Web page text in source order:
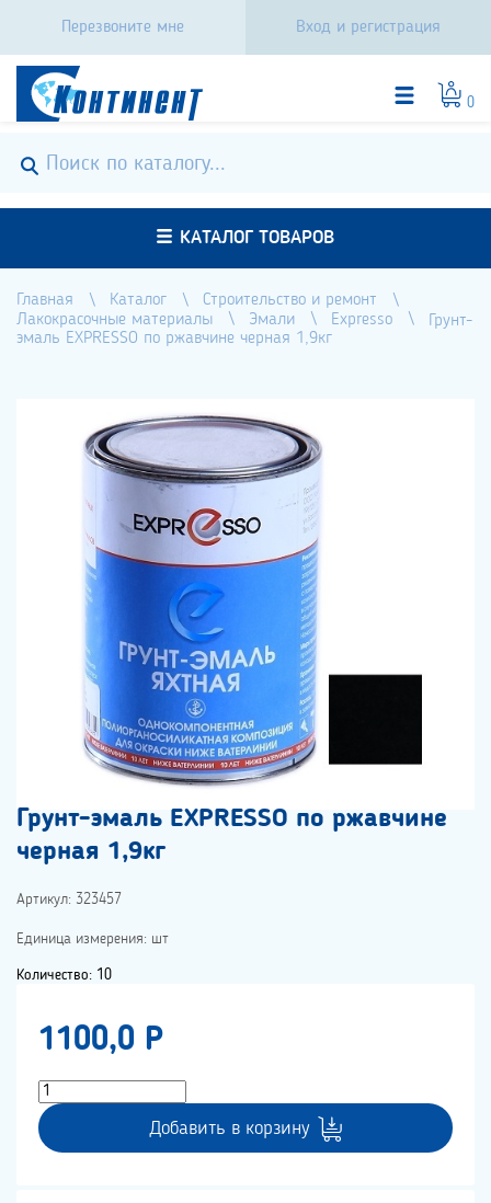
Перезвоните мне Вход и регистрация
0
КАТАЛОГ ТОВАРОВ
Главная Каталог
Строительство и ремонт
Лакокрасочные материалы
Эмали Expresso
Грунт-
эмаль EXPRESSO по ржавчине черная 1,9кг
Грунт-эмаль EXPRESSO по ржавчине
черная 1,9кг
Артикул: 323457
Единица измерения: шт
Количество: 10
1100,0 P
Добавить в корзину